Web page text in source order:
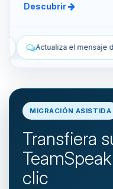
Descubrir
de mi servidor
MIGRACIÓN ASISTIDA
Transfiera
clic